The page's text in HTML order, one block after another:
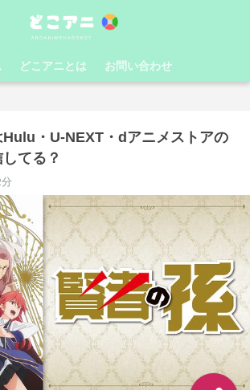
どこアニとは お問い合わせ
Hulu・U-NEXT・dアニメストアの
てる？